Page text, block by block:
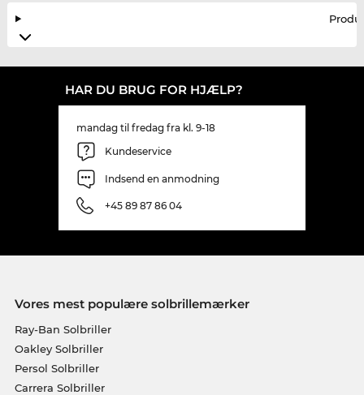
HAR DU BRUG FOR HJÆLP?
mandag til fredag fra kl. 9-18
Kundeservice
Indsend en anmodning
+45 89 87 86 04
Vores mest populære solbrillemærker
Ray-Ban Solbriller
Oakley Solbriller
Persol Solbriller
Carrera Solbriller